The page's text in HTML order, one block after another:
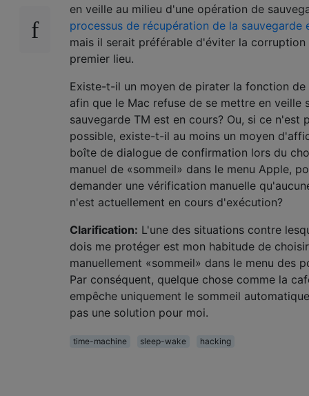
en veille au milieu d'une opération de
processus de récupération de la sauvegarde
mais il serait préférable d'éviter la corruption
premier lieu.
Existe-t-il un moyen de pirater la fonction de
afin que le Mac refuse de se mettre en veille
sauvegarde TM est en cours? Ou, si ce n'est
possible, existe-t-il au moins un moyen
boîte de dialogue de confirmation lors du
manuel de «sommeil» dans le menu Apple,
demander une vérification manuelle
n'est actuellement en cours d'exécution?
Clarification: L'une des situations contre
dois me protéger est mon habitude de choisir
manuellement «sommeil» dans le menu des
Par conséquent, quelque chose comme la
empêche uniquement le sommeil
pas une solution pour moi.
time-machine sleep-wake hacking